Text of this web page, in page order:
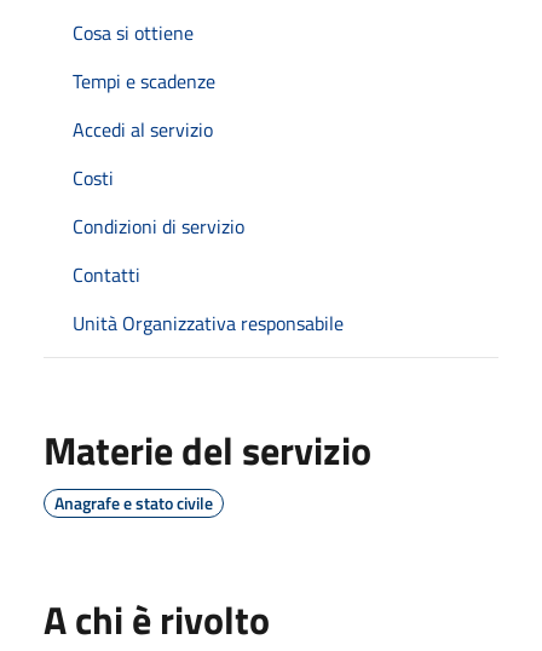
Cosa si ottiene
Tempi e scadenze
Accedi al servizio
Costi
Condizioni di servizio
Contatti
Unità Organizzativa responsabile
Materie del servizio
Anagrafe e stato civile
A chi è rivolto